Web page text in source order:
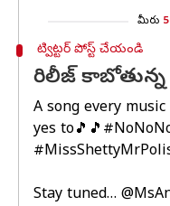
మీరు
ట్విట్టర్ పోస్ట్ చేయండి
రిలీజ్
A song every
yes to🎵🎵
Stay tuned…